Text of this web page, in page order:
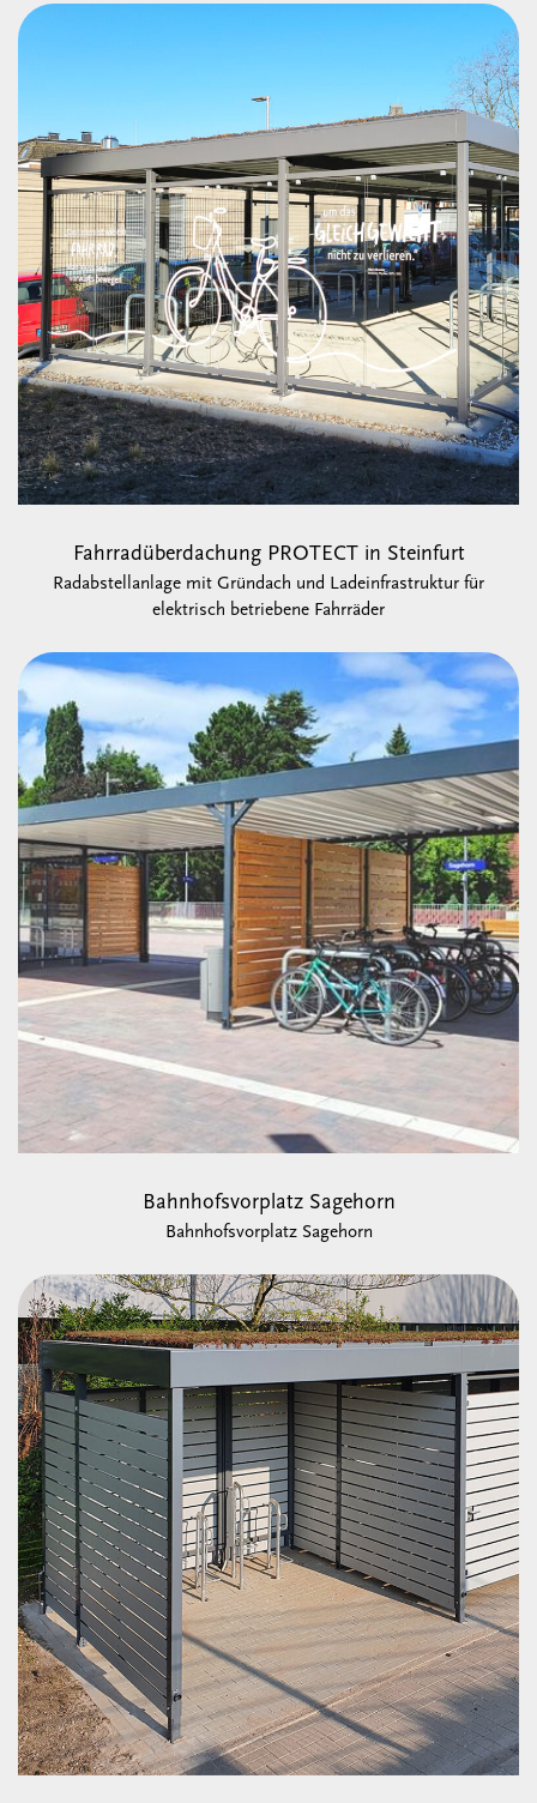
Fahrradüberdachung PROTECT in Steinfurt
Radabstellanlage mit Gründach und Ladeinfrastruktur für
elektrisch betriebene Fahrräder
Bahnhofsvorplatz Sagehorn
Bahnhofsvorplatz Sagehorn